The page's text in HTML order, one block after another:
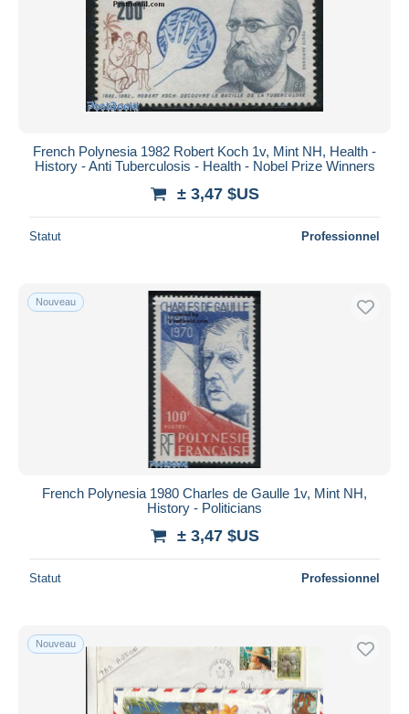
French Polynesia 1982 Robert Koch 1v, Mint NH, Health -
History - Anti Tuberculosis - Health - Nobel Prize Winners
± 3,47 $US
Statut Professionnel
Nouveau
French Polynesia 1980 Charles de Gaulle 1v, Mint NH,
History - Politicians
± 3,47 $US
Statut Professionnel
Nouveau